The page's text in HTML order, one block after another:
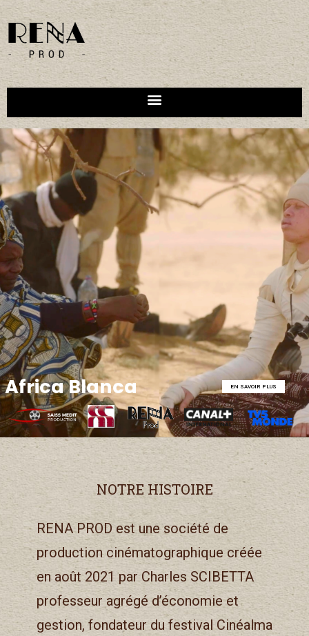
EN SAVOIR PLUS
Africa Blanca
NOTRE HISTOIRE
RENA PROD est une société de
production cinématographique créée
en août 2021 par Charles SCIBETTA
professeur agrégé d’économie et
gestion, fondateur du festival Cinéalma